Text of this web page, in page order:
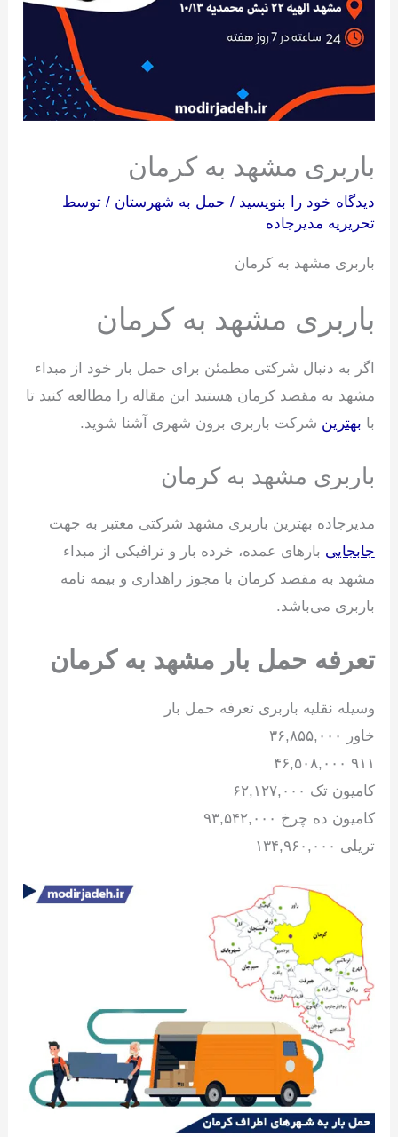
باربری مشهد به کرمان
دیدگاه‌ خود را بنویسید / حمل به شهرستان / توسط
تحریریه مدیرجاده
باربری مشهد به کرمان
باربری مشهد به کرمان
اگر به دنبال شرکتی مطمئن برای حمل بار خود از مبداء
مشهد به مقصد کرمان هستید این مقاله را مطالعه کنید تا
با بهترین شرکت باربری برون شهری آشنا شوید.
باربری مشهد به کرمان
مدیرجاده بهترین باربری مشهد شرکتی معتبر به جهت
جابجایی بارهای عمده، خرده بار و ترافیکی از مبداء
مشهد به مقصد کرمان با مجوز راهداری و بیمه نامه
باربری می‌باشد.
تعرفه حمل بار مشهد به کرمان
وسیله نقلیه باربری تعرفه حمل بار
خاور ۳۶,۸۵۵,۰۰۰
۹۱۱ ۴۶,۵۰۸,۰۰۰
کامیون تک ۶۲,۱۲۷,۰۰۰
کامیون ده چرخ ۹۳,۵۴۲,۰۰۰
تریلی ۱۳۴,۹۶۰,۰۰۰